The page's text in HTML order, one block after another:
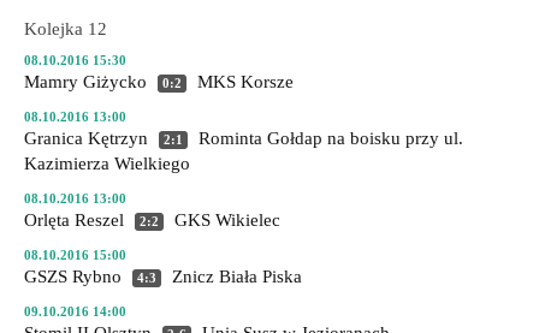
Kolejka 12
08.10.2016 15:30
Mamry Giżycko 0:2 MKS Korsze
08.10.2016 13:00
Granica Kętrzyn 2:1 Rominta Gołdap na boisku przy ul.
Kazimierza Wielkiego
08.10.2016 13:00
Orlęta Reszel 2:2 GKS Wikielec
08.10.2016 15:00
GSZS Rybno 4:3 Znicz Biała Piska
09.10.2016 14:00